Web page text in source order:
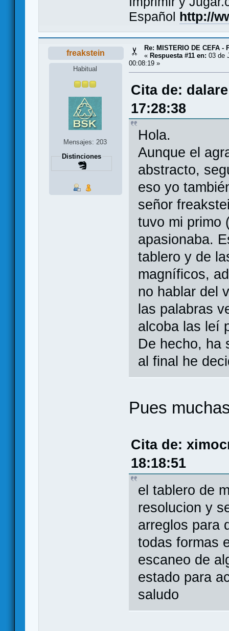
Español http://
freakstein
Habitual
Mensajes: 203
Distinciones
Re: MISTERIO DE CEFA -
« Respuesta #11 en: 03 de
00:08:19 »
Cita de:
17:28:38
Hola.
Aunque el
abstracto,
eso yo
señor
tuvo mi primo
apasionaba.
tablero y de
magníficos,
no hablar del
las palabras
alcoba las leí
De hecho, ha
al final he
Pues
Cita de:
18:18:51
el tablero de
resolucion y
arreglos para
todas formas
escaneo de
estado para
saludo